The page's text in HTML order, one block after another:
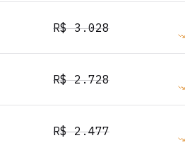
R$3.028
R$2.728
R$2.477